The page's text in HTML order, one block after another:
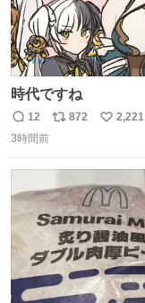
時代ですね
返
信
12
リ
数
872
い
数
2,221
3時間前